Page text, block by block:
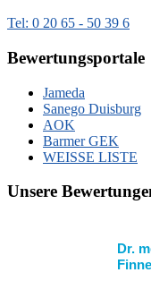
Tel: 0 20 65 - 50 39 6
Bewertungsportale
Jameda
Sanego Duisburg
AOK
Barmer GEK
WEISSE LISTE
Unsere
Dr.